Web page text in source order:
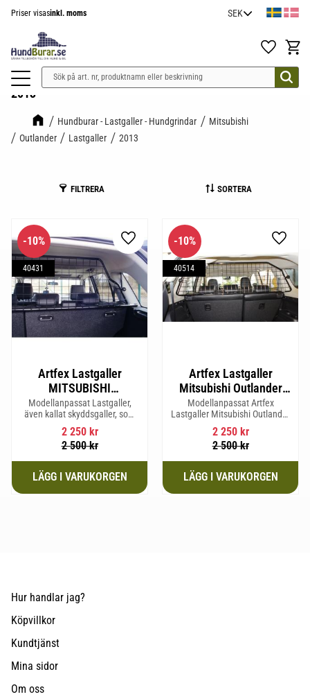
Priser visasinkl. moms
Favoriter
2013
Hundburar - Lastgaller - Hundgrindar
Mitsubishi
Outlander
Lastgaller 2013
FILTRERA SORTERA
Artfex Lastgaller
MITSUBISHI
OUTLANDER generation
II 2007-2012 , PEUGEOT
4007 & CITROËN C-
CROSSER
Modellanpassat Lastgaller,
även kallat skyddsgaller, som
passar till: MITSUBISHI
OUTLANDER generation II
2007-2012 , PEUGEOT 4007 &
2 250kr
2 500kr
10%
40431
Lägg till i favoriter
Artfex Lastgaller
Mitsubishi Outlander
2013-2021 Gen 3
Modellanpassat Artfex
Lastgaller Mitsubishi Outlander
2013-2021
2 250kr
2 500kr
10%
40514
Lägg
Hur handlar jag?
Köpvillkor
Kundtjänst
Mina sidor
Om oss